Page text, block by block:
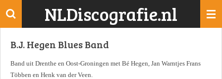
Ga
de
NLDiscografie.nl
B.J. Hegen Blues Band
Band uit Drenthe en Oost-Groningen met Bé Hegen, Jan Warntjes Frans
Többen en Henk van der Veen.